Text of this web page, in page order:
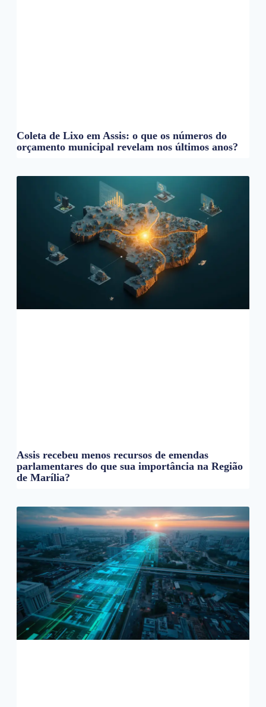
Coleta de Lixo em Assis: o que os números do
orçamento municipal revelam nos últimos anos?
Assis recebeu menos recursos de emendas
parlamentares do que sua importância na Região
de Marília?